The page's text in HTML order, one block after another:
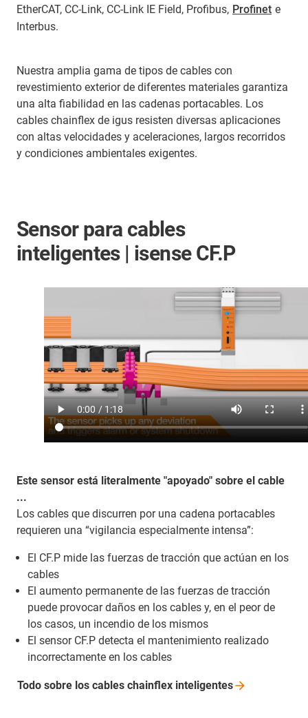
EtherCAT, CC-Link, CC-Link IE Field, Profibus, Profinet e
Interbus.
Nuestra amplia gama de tipos de cables con
revestimiento exterior de diferentes materiales garantiza
una alta fiabilidad en las cadenas portacables. Los
cables chainflex de igus resisten diversas aplicaciones
con altas velocidades y aceleraciones, largos recorridos
y condiciones ambientales exigentes.
Sensor para cables
inteligentes | isense CF.P
Este sensor está literalmente "apoyado" sobre el cable
...
Los cables que discurren por una cadena portacables
requieren una “vigilancia especialmente intensa”:
El CF.P mide las fuerzas de tracción que actúan en los
cables
El aumento permanente de las fuerzas de tracción
puede provocar daños en los cables y, en el peor de
los casos, un incendio de los mismos
El sensor CF.P detecta el mantenimiento realizado
incorrectamente en los cables
Todo sobre los cables chainflex inteligentes